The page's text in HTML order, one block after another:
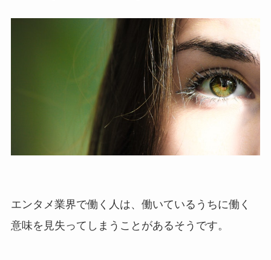
エンタメ業界で働く人は、働いているうちに働く
意味を見失ってしまうことがあるそうです。